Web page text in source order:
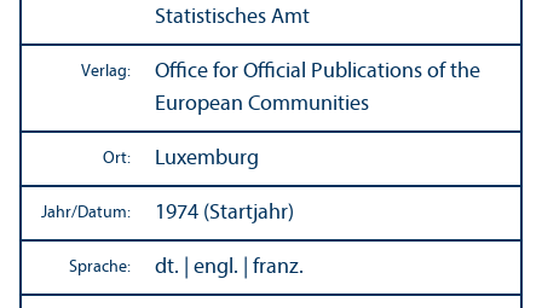
Statistisches Amt
Verlag:
Office for Official Publications of the
European Communities
Ort: Luxemburg
Jahr/Datum: 1974 (Startjahr)
Sprache: dt. | engl. | franz.